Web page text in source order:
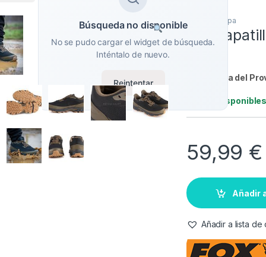
Búsqueda no disponible
No se pudo cargar el widget de búsqueda.
Inténtalo de nuevo.
Reintentar
Ropa
Fox
Referencia del
1
59,99 €
Añadir
Añadir a lista de